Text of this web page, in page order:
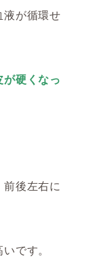
が循環せ
硬くなっ
前後左右に
です。